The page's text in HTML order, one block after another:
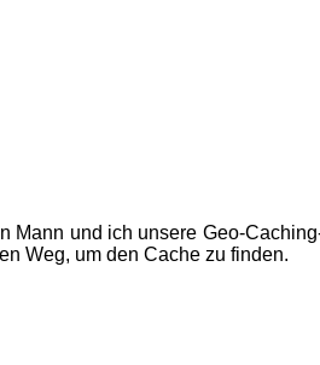
und ich unsere Geo-
Weg, um den Cache zu finden.